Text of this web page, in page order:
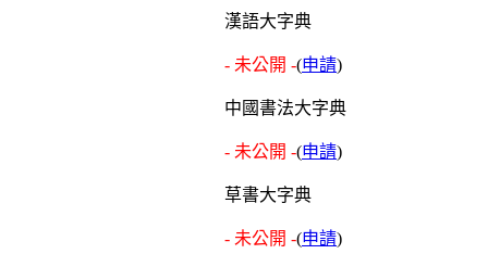
漢語大字典
- 未公開 -(申請)
中國書法大字典
- 未公開 -(申請)
草書大字典
- 未公開 -(申請)